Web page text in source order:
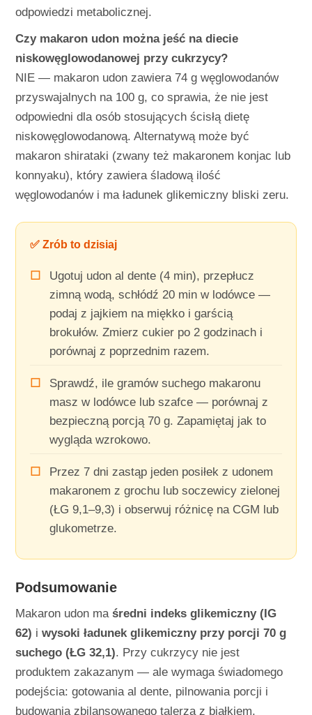
odpowiedzi metabolicznej.
Czy makaron udon można jeść na diecie
niskowęglowodanowej przy cukrzycy?
NIE — makaron udon zawiera 74 g węglowodanów
przyswajalnych na 100 g, co sprawia, że nie jest
odpowiedni dla osób stosujących ścisłą dietę
niskowęglowodanową. Alternatywą może być
makaron shirataki (zwany też makaronem konjac lub
konnyaku), który zawiera śladową ilość
węglowodanów i ma ładunek glikemiczny bliski zeru.
✅ Zrób to dzisiaj
Ugotuj udon al dente (4 min), przepłucz
zimną wodą, schłódź 20 min w lodówce —
podaj z jajkiem na miękko i garścią
brokułów. Zmierz cukier po 2 godzinach i
porównaj z poprzednim razem.
Sprawdź, ile gramów suchego makaronu
masz w lodówce lub szafce — porównaj z
bezpieczną porcją 70 g. Zapamiętaj jak to
wygląda wzrokowo.
Przez 7 dni zastąp jeden posiłek z udonem
makaronem z grochu lub soczewicy zielonej
(ŁG 9,1–9,3) i obserwuj różnicę na CGM lub
glukometrze.
Podsumowanie
Makaron udon maśredni indeks glikemiczny (IG
62) iwysoki ładunek glikemiczny przy porcji 70 g
suchego (ŁG 32,1). Przy cukrzycy nie jest
produktem zakazanym — ale wymaga świadomego
podejścia: gotowania al dente, pilnowania porcji i
budowania zbilansowanego talerza z białkiem,